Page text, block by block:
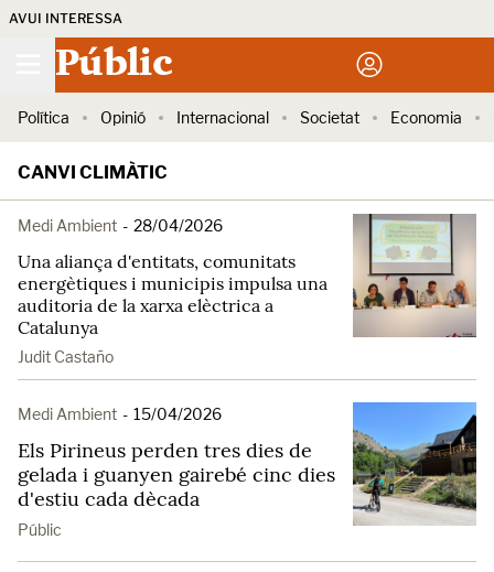
AVUI INTERESSA
Públic
Política Opinió Internacional Societat Economia
CANVI CLIMÀTIC
Medi Ambient - 28/04/2026
Una aliança d'entitats, comunitats
energètiques i municipis impulsa una
auditoria de la xarxa elèctrica a
Catalunya
Judit Castaño
Medi Ambient - 15/04/2026
Els Pirineus perden tres dies de
gelada i guanyen gairebé cinc dies
d'estiu cada dècada
Públic